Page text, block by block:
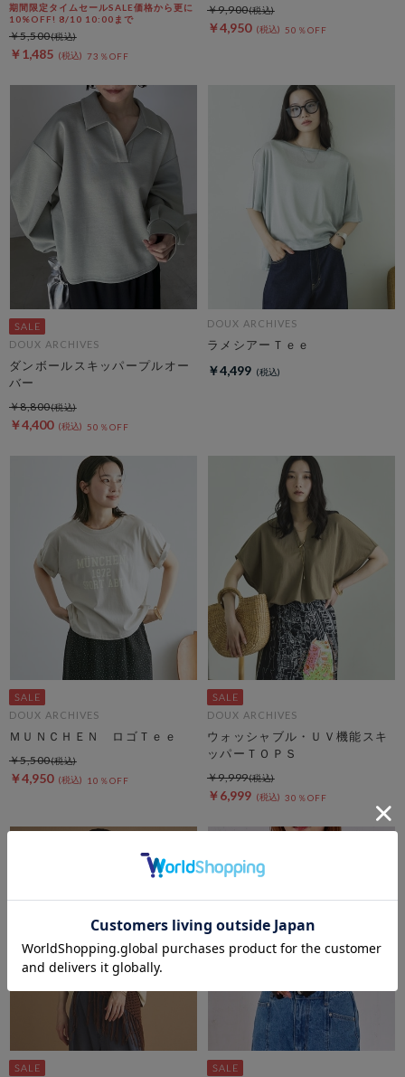
期間限定タイムセールSALE価格から更に
10%OFF! 8/10 10:00まで
￥1,485 73％OFF
￥5,500
￥4,950 50％OFF
￥9,900
DOUX ARCHIVES
ダンボールスキッパープルオー
バー
￥4,400 50％OFF
￥8,800
DOUX ARCHIVES
ラメシアーＴｅｅ
￥4,499
DOUX ARCHIVES
ＭＵＮＣＨＥＮ ロゴＴｅｅ
￥4,950 10％OFF
￥5,500
DOUX ARCHIVES
ウォッシャブル・ＵＶ機能スキ
ッパーＴＯＰＳ
￥6,999 30％OFF
￥9,999